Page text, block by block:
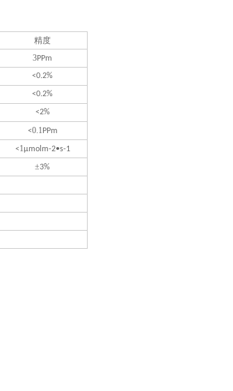
精度
3PPm
<0.2%
<0.2%
<2%
<0.1 PPm
<1µmolm-2•s-1
±3%